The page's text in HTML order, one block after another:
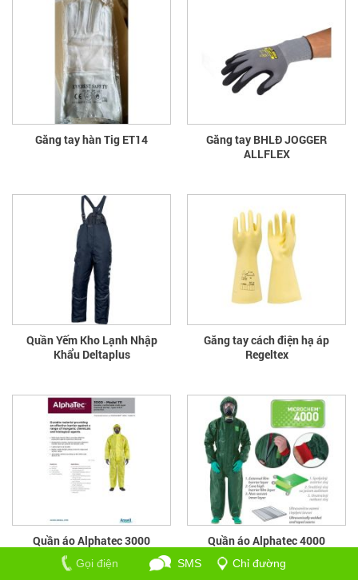
Găng tay hàn Tig ET14
Găng tay BHLĐ JOGGER
ALLFLEX
Quần Yếm Kho Lạnh Nhập
Khẩu Deltaplus
Găng tay cách điện hạ áp
Regeltex
Quần áo Alphatec 3000 Quần áo Alphatec 4000
Gọi điện SMS Chỉ đường